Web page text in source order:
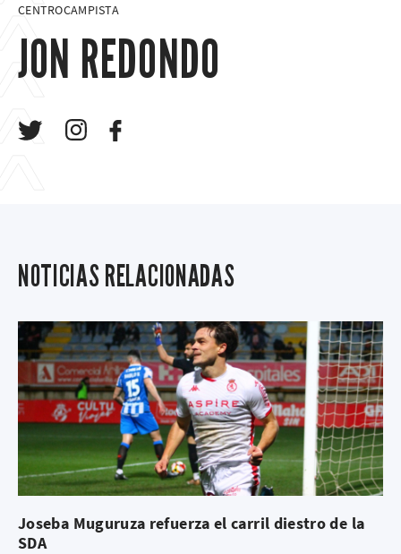
CENTROCAMPISTA
JON REDONDO
NOTICIAS RELACIONADAS
Joseba Muguruza refuerza el carril diestro de la
SDA